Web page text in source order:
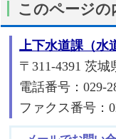
このページの
上下水道課（水
〒311-4391 茨
電話番号：029-
ファクス番号：